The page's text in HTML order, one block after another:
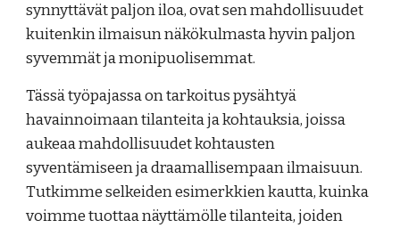
synnyttävät paljon iloa, ovat sen mahdollisuudet
kuitenkin ilmaisun näkökulmasta hyvin paljon
syvemmät ja monipuolisemmat.
Tässä työpajassa on tarkoitus pysähtyä
havainnoimaan tilanteita ja kohtauksia, joissa
aukeaa mahdollisuudet kohtausten
syventämiseen ja draamallisempaan ilmaisuun.
Tutkimme selkeiden esimerkkien kautta, kuinka
voimme tuottaa näyttämölle tilanteita, joiden